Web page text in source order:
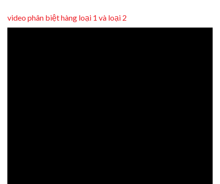
video phân biệt hàng loại 1 và loại 2